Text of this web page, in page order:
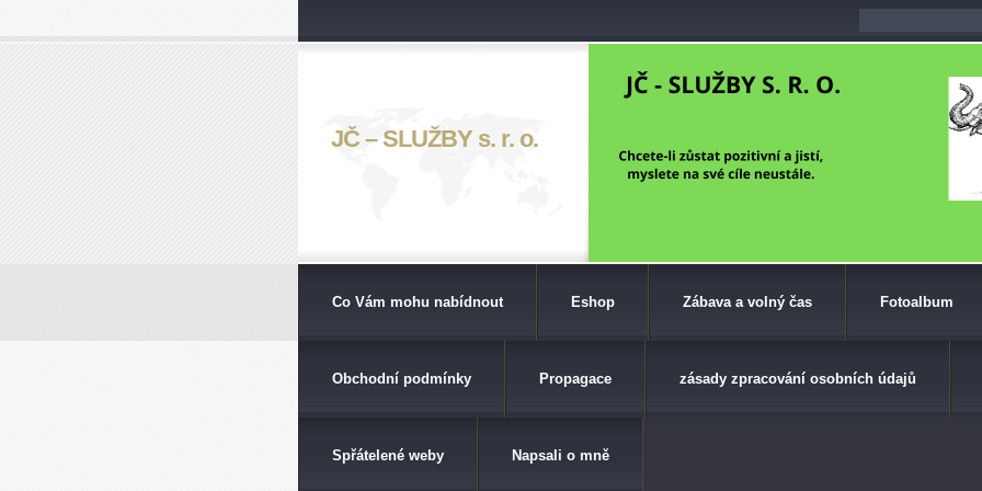
JČ – SLUŽBY s. r. o.
Co Vám mohu nabídnout Eshop Zábava a volný čas Fotoalbum
Obchodní podmínky Propagace zásady zpracování osobních údajů
Spřátelené weby Napsali o mně